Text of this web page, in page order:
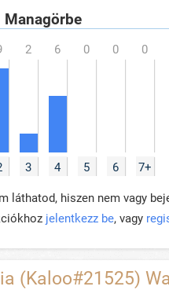
Managörbe
3 4 5 6 7+
hiszen nem vagy
jelentkezz be, vagy
(Kaloo#21525)